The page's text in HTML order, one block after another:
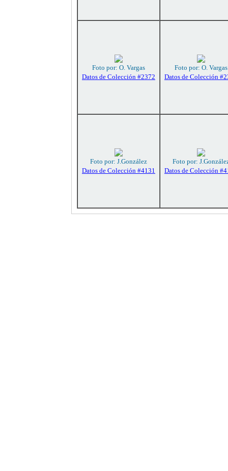
Foto por: O. Vargas
Datos de Colección #2372
Foto por: O. Vargas
Datos de Colección
Foto por: J.González
Datos de Colección #4131
Foto por:
Datos de Colección